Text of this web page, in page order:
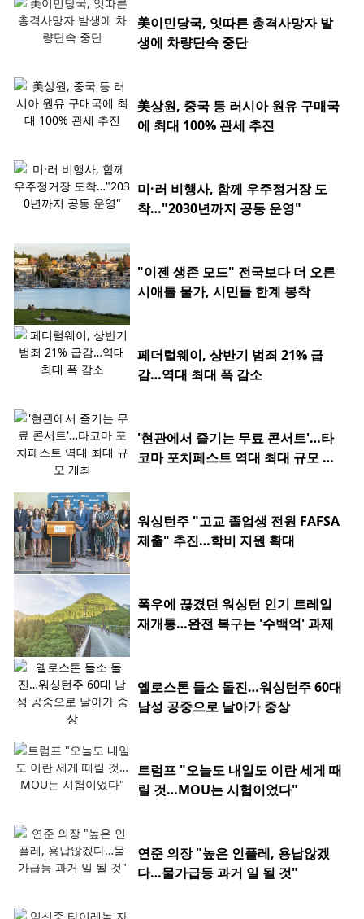
美이민당국, 잇따른 총격사망자 발
생에 차량단속 중단
美상원, 중국 등 러시아 원유 구매국
에 최대 100% 관세 추진
미·러 비행사, 함께 우주정거장 도
착…"2030년까지 공동 운영"
"이젠 생존 모드" 전국보다 더 오른
시애틀 물가, 시민들 한계 봉착
페더럴웨이, 상반기 범죄 21% 급
감…역대 최대 폭 감소
'현관에서 즐기는 무료 콘서트'…타
코마 포치페스트 역대 최대 규모 개
워싱턴주 "고교 졸업생 전원 FAFSA
제출" 추진…학비 지원 확대
폭우에 끊겼던 워싱턴 인기 트레일
재개통…완전 복구는 '수백억' 과제
옐로스톤 들소 돌진…워싱턴주 60대
남성 공중으로 날아가 중상
트럼프 "오늘도 내일도 이란 세게 때
릴 것…MOU는 시험이었다"
연준 의장 "높은 인플레, 용납않겠
다…물가급등 과거 일 될 것"